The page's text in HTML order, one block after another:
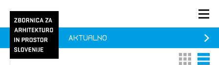
PRIJAVA
KONTAKT
Thumbnail
List
Aktualno